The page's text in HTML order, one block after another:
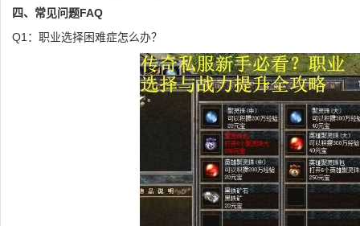
四、常见问题FAQ
Q1：职业选择困难症怎么办？